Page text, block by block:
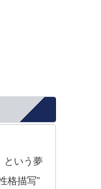
という夢
格描写”